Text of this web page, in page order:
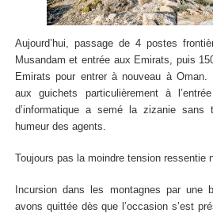
Aujourd’hui, passage de 4 postes
Musandam et entrée aux Emirats, puis
Emirats pour entrer à nouveau à Oman.
aux guichets particulièrement à
d’informatique a semé la zizanie sans
humeur des agents.
Toujours pas la moindre tension ressentie
Incursion dans les montagnes par une
avons quittée dès que l’occasion s’est